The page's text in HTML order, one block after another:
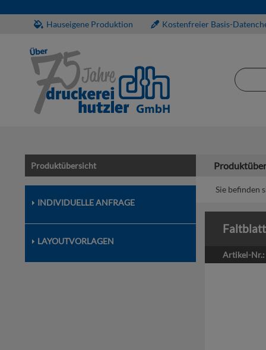
Hauseigene Produktion Kostenfreier Basis-
Produktübersicht
INDIVIDUELLE ANFRAGE
LAYOUTVORLAGEN
Sie befinden
Artikel-Nr.: